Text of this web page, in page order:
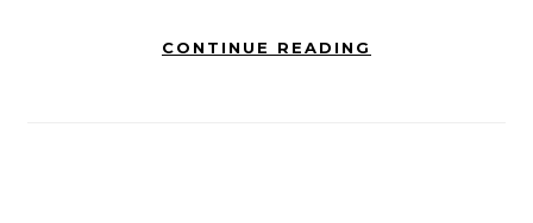
CONTINUE READING